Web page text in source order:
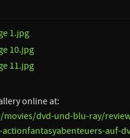
online at:
dvd-und-blu-ray/
auf-